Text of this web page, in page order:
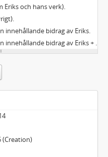
Eriks och hans verk).
innehållande bidrag av Eriks.
av Eriks + 1 pärm med inklistrade klipp 1941-1943.
(Creation)